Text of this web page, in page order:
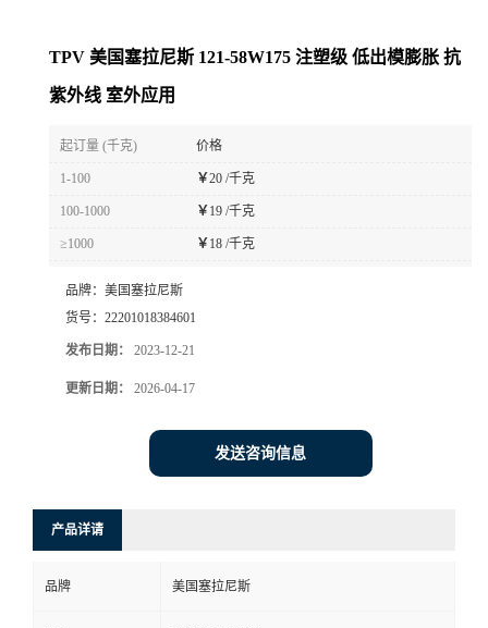
证
TPV 美国塞拉尼斯 121-58W175 注塑级 低出模膨胀 抗
紫外线 室外应用
起订量 (千克) 价格
1-100 ￥20 /千克
100-1000 ￥ 19 /千克
≥1000 ￥ 18 /千克
品牌： 美国塞拉尼斯
货号： 22201018384601
发布日期： 2023-12-21
更新日期： 2026-04-17
发送咨询信息
产品详请
品牌 美国塞拉尼斯